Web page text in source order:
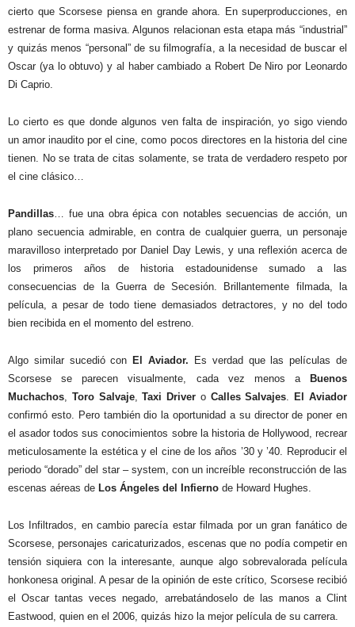
cierto que Scorsese piensa en grande ahora. En superproducciones, en
estrenar de forma masiva. Algunos relacionan esta etapa más “industrial”
y quizás menos “personal” de su filmografía, a la necesidad de buscar el
Oscar (ya lo obtuvo) y al haber cambiado a Robert De Niro por Leonardo
Di Caprio.
Lo cierto es que donde algunos ven falta de inspiración, yo sigo viendo
un amor inaudito por el cine, como pocos directores en la historia del cine
tienen. No se trata de citas solamente, se trata de verdadero respeto por
el cine clásico…
Pandillas … fue una obra épica con notables secuencias de acción, un
plano secuencia admirable, en contra de cualquier guerra, un personaje
maravilloso interpretado por Daniel Day Lewis, y una reflexión acerca de
los primeros años de historia estadounidense sumado a las
consecuencias de la Guerra de Secesión. Brillantemente filmada, la
película, a pesar de todo tiene demasiados detractores, y no del todo
bien recibida en el momento del estreno.
Algo similar sucedió conEl Aviador. Es verdad que las películas de
Scorsese se parecen visualmente, cada vez menos a Buenos
Muchachos
Toro Salvaje,Taxi Driver o Calles Salvajes .El Aviador
confirmó esto. Pero también dio la oportunidad a su director de poner en
el asador todos sus conocimientos sobre la historia de Hollywood, recrear
meticulosamente la estética y el cine de los años ’30 y ’40. Reproducir el
periodo “dorado” del star – system, con un increíble reconstrucción de las
escenas aéreas de Los Ángeles del Infierno de Howard Hughes.
Los Infiltrados, en cambio parecía estar filmada por un gran fanático de
Scorsese, personajes caricaturizados, escenas que no podía competir en
tensión siquiera con la interesante, aunque algo sobrevalorada película
honkonesa original. A pesar de la opinión de este crítico, Scorsese recibió
el Oscar tantas veces negado, arrebatándoselo de las manos a Clint
Eastwood, quien en el 2006, quizás hizo la mejor película de su carrera.